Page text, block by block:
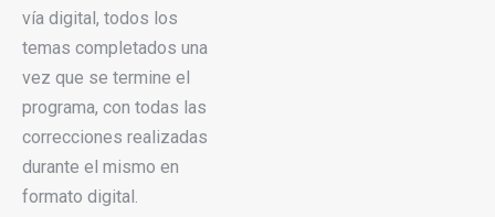
vía digital, todos los
temas completados una
vez que se termine el
programa, con todas las
correcciones realizadas
durante el mismo en
formato digital.